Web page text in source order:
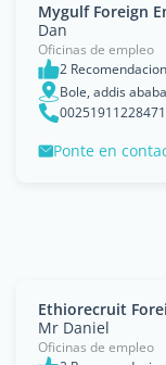
Mygulf Foreign
Dan
Oficinas de empleo
2
Bole, addis
00251911228471
Ponte en
Ethiorecruit
Mr Daniel
Oficinas de empleo